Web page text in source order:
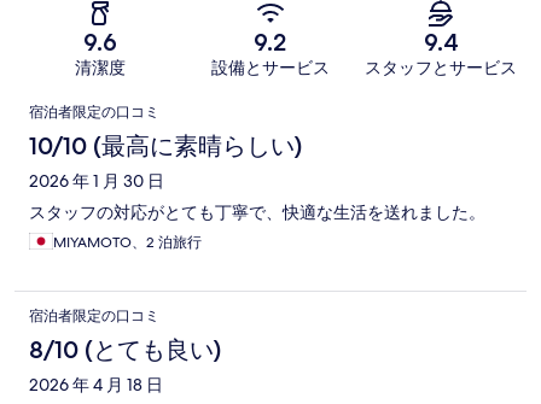
9.6
清潔度
9.2
設備とサービス
9.4
スタッフとサービス
口
コ
ミ
宿泊者限定の口コミ
10/10 (最高に素晴らしい)
2026 年 1 月 30 日
スタッフの対応がとても丁寧で、快適な生活を送れました。
MIYAMOTO、2 泊旅行
宿泊者限定の口コミ
8/10 (とても良い)
2026 年 4 月 18 日